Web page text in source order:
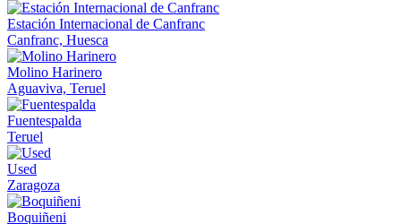
Estación Internacional de Canfranc
Canfranc, Huesca
Molino Harinero
Aguaviva, Teruel
Fuentespalda
Teruel
Used
Zaragoza
Boquiñeni